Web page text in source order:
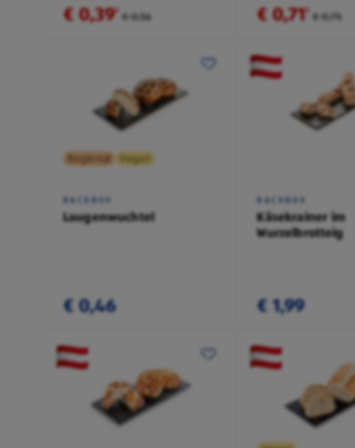
€ 0,39² € 0,56 € 0,71² € 0,75
Regional Vegan
BACKBOX
Laugenwuchtel
€ 0,46
BACKBOX
Käsekrainer im
Wurzelbrotteig
€ 1,99